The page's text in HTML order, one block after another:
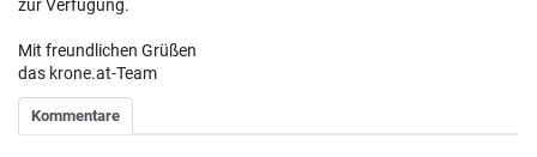
zur Verfügung.
Mit freundlichen Grüßen
das krone.at-Team